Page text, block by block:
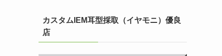
カスタムIEM耳型採取（イヤモニ）優良
店